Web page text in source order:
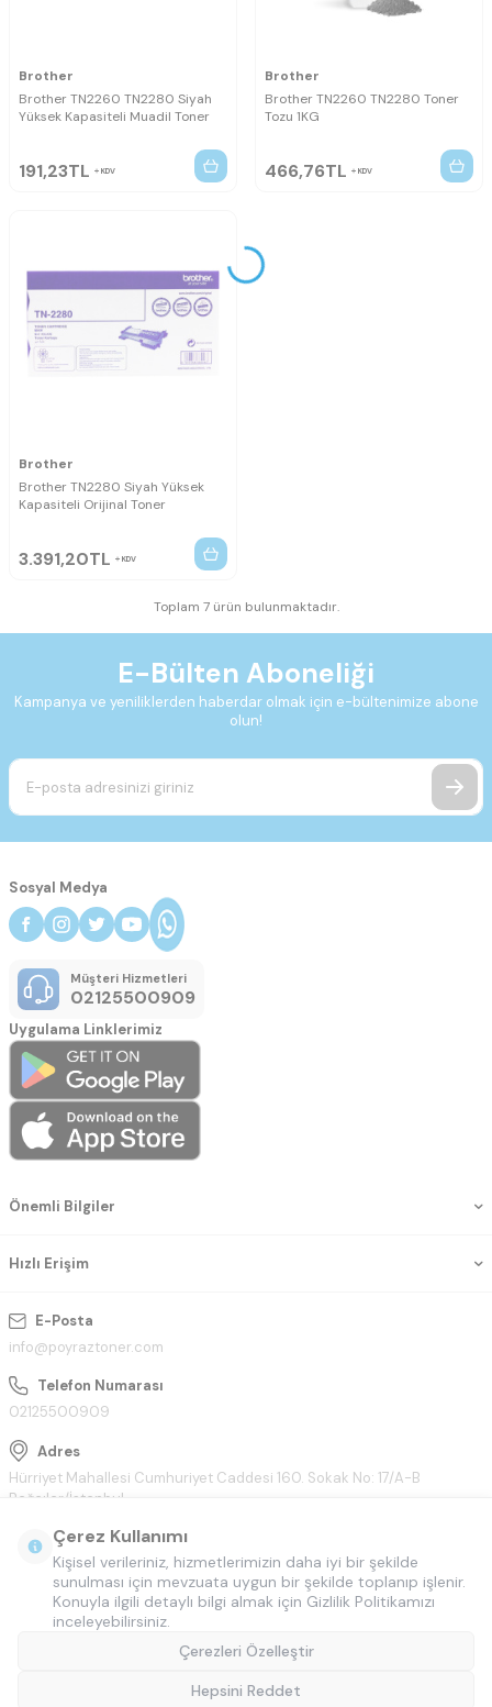
Brother
Brother TN2260 TN2280 Siyah
Yüksek Kapasiteli Muadil Toner
191,23TL KDV
Brother
Brother TN2260 TN2280 Toner
Tozu 1KG
466,76TL KDV
Brother
Brother TN2280 Siyah Yüksek
Kapasiteli Orijinal Toner
3.391,20TL KDV
Toplam 7 ürün bulunmaktadır.
E-Bülten Aboneliği
Kampanya ve yeniliklerden haberdar olmak için e-bültenimize abone
olun!
E-Posta
info@poyraztoner.com
Telefon Numarası
02125500909
Adres
Hürriyet Mahallesi Cumhuriyet Caddesi 160. Sokak No: 17/A-B
Bağcılar/İstanbul
Önemli Bilgiler
Hızlı Erişim
Sosyal Medya
Müşteri Hizmetleri
02125500909
Uygulama Linklerimiz
Çerez Kullanımı
Kişisel verileriniz, hizmetlerimizin daha iyi bir şekilde
sunulması için mevzuata uygun bir şekilde toplanıp işlenir.
Konuyla ilgili detaylı bilgi almak için Gizlilik Politikamızı
inceleyebilirsiniz.
Çerezleri Özelleştir
Hepsini Reddet